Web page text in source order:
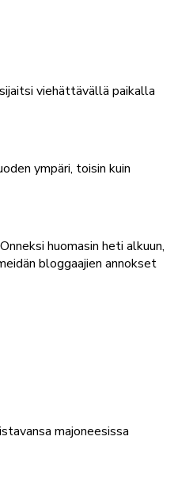
viehättävällä paikalla
ympäri, toisin kuin
huomasin heti alkuun,
bloggaajien annokset
majoneesissa